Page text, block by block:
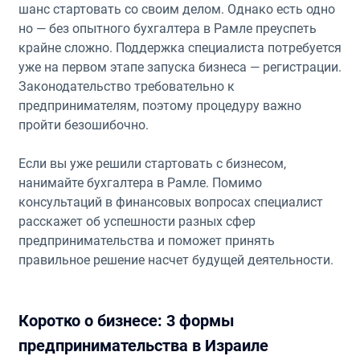
шанс стартовать со своим делом. Однако есть одно
но — без опытного бухгалтера в Рамле преуспеть
крайне сложно. Поддержка специалиста потребуется
уже на первом этапе запуска бизнеса — регистрации.
Законодательство требовательно к
предпринимателям, поэтому процедуру важно
пройти безошибочно.
Если вы уже решили стартовать с бизнесом,
нанимайте бухгалтера в Рамле. Помимо
консультаций в финансовых вопросах специалист
расскажет об успешности разных сфер
предпринимательства и поможет принять
правильное решение насчет будущей деятельности.
Коротко о бизнесе: 3 формы
предпринимательства в Израиле